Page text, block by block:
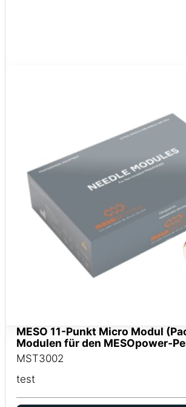
MESO 11-Punkt Micro Modul
Modulen für den MESOpower-
MST3002
test